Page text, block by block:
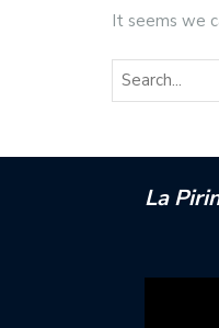
It seems we
La